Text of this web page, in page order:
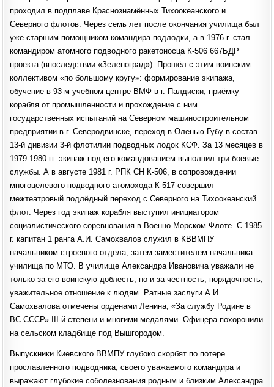
проходил в подплаве Краснознамённых Тихоокеанского и
Северного флотов. Через семь лет после окончания училища был
уже старшим помощником командира подлодки, а в 1976 г. стал
командиром атомного подводного ракетоносца К-506 667БДР
проекта (впоследствии «Зеленоград»). Прошёл с этим воинским
коллективом «по большому кругу»: формирование экипажа,
обучение в 93-м учебном центре ВМФ в г. Палдиски, приёмку
корабля от промышленности и прохождение с ним
государственных испытаний на Северном машиностроительном
предприятии в г. Северодвинске, переход в Оленью Губу в состав
13-й дивизии 3-й флотилии подводных лодок КСФ. За 13 месяцев в
1979-1980 гг. экипаж под его командованием выполнил три боевые
службы. А в августе 1981 г. РПК СН К-506, в сопровождении
многоцелевого подводного атомохода К-517 совершил
межтеатровый подлёдный переход с Северного на Тихоокеанский
флот. Через год экипаж корабля выступил инициатором
социалистического соревнования в Военно-Морском Флоте. С 1985
г. капитан 1 ранга А.И. Самохвалов служил в КВВМПУ
начальником строевого отдела, затем заместителем начальника
училища по МТО. В училище Александра Ивановича уважали не
только за его воинскую доблесть, но и за честность, порядочность,
уважительное отношение к людям. Ратные заслуги А.И.
Самохвалова отмечены орденами Ленина, «За службу Родине в
ВС СССР» III-й степени и многими медалями. Офицера похоронили
на сельском кладбище под Вышгородом.
Выпускники Киевского ВВМПУ глубоко скорбят по потере
прославленного подводника, своего уважаемого командира и
выражают глубокие соболезнования родным и близким Александра